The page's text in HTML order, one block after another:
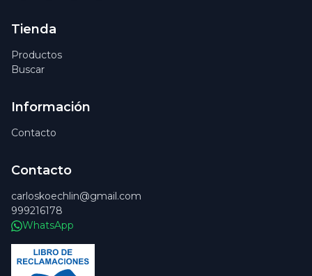
Tienda
Productos
Buscar
Información
Contacto
Contacto
carloskoechlin@gmail.com
999216178
WhatsApp